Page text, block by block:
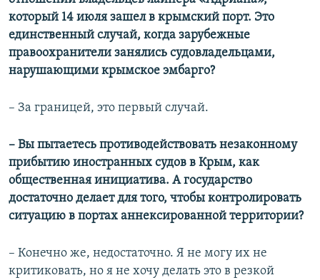
который 14 июля зашел в крымский порт. Это
единственный случай, когда зарубежные
правоохранители занялись судовладельцами,
нарушающими крымское эмбарго?
– За границей, это первый случай.
– Вы пытаетесь противодействовать незаконному
прибытию иностранных судов в Крым, как
общественная инициатива. А государство
достаточно делает для того, чтобы контролировать
ситуацию в портах аннексированной территории?
– Конечно же, недостаточно. Я не могу их не
критиковать, но я не хочу делать это в резкой